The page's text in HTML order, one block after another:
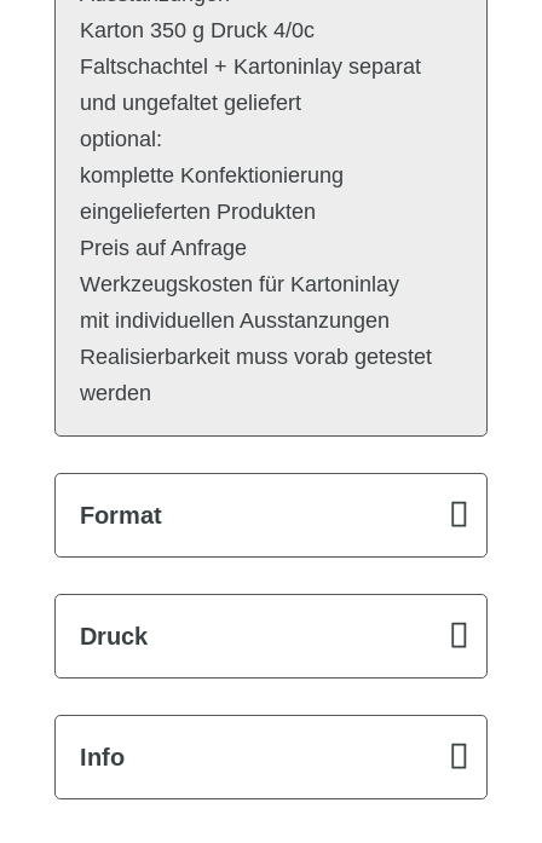
Karton 350 g Druck 4/0c
Faltschachtel + Kartoninlay separat
und ungefaltet geliefert
optional:
komplette Konfektionierung
eingelieferten Produkten
Preis auf Anfrage
Werkzeugskosten für Kartoninlay
mit individuellen Ausstanzungen
Realisierbarkeit muss vorab getestet
werden
Format
Druck
Info